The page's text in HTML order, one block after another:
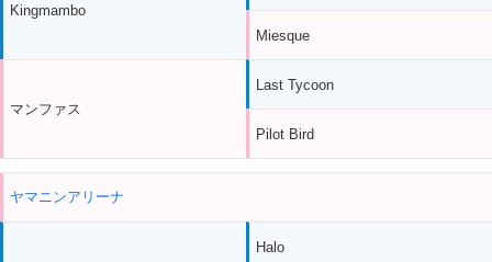
Kingmambo
マンファス
Miesque
Last Tycoon
Pilot Bird
ヤマニンアリーナ
Halo